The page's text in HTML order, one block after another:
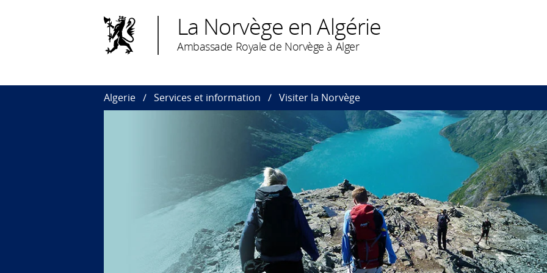
La Norvège en Algérie
Ambassade Royale de Norvège à Alger
Algerie Services et information Visiter la Norvège